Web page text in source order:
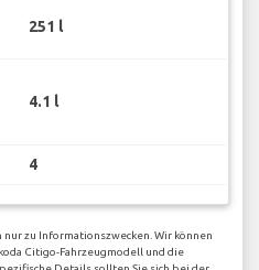
251 l
4.1 l
4
zu Informationszwecken. Wir können
Citigo-Fahrzeugmodell und die